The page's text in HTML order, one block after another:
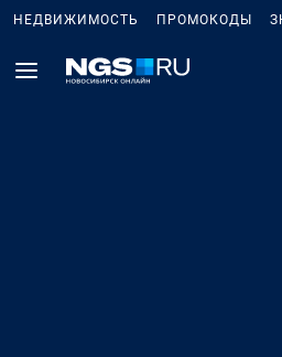
НЕДВИЖИМОСТЬ ПРОМОКОДЫ